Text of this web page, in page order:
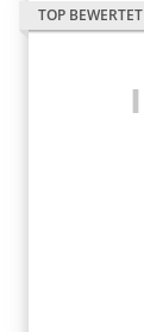
TOP BEWERTET